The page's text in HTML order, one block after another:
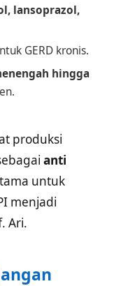
lansoprazol,
GERD kronis.
hingga
produksi
anti
untuk
menjadi
Ari.